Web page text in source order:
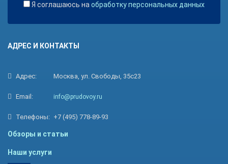
Я соглашаюсь на обработку персональных данных
АДРЕС И КОНТАКТЫ
Адрес: Москва, ул. Свободы, 35с23
Email: info@prudovoy.ru
Телефоны: +7 (495) 778-89-93
Обзоры и статьи
Наши услуги